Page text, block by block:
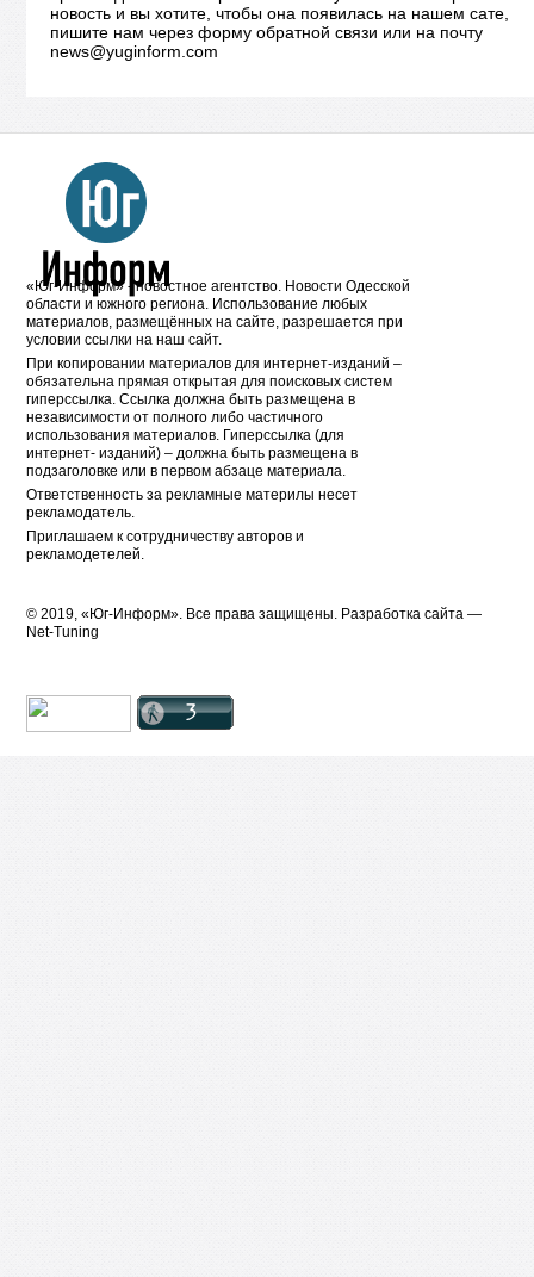
новость и вы хотите, чтобы она появилась на нашем сате,
пишите нам через форму обратной связи или на почту
news@yuginform.com
«Юг-Информ» - новостное агентство. Новости Одесской
области и южного региона. Использование любых
материалов, размещённых на сайте, разрешается при
условии ссылки на наш сайт.
При копировании материалов для интернет-изданий –
обязательна прямая открытая для поисковых систем
гиперссылка. Ссылка должна быть размещена в
независимости от полного либо частичного
использования материалов. Гиперссылка (для
интернет- изданий) – должна быть размещена в
подзаголовке или в первом абзаце материала.
Ответственность за рекламные материлы несет
рекламодатель.
Приглашаем к сотрудничеству авторов и
рекламодетелей.
© 2019, «Юг-Информ». Все права защищены. Разработка cайта —
Net-Tuning